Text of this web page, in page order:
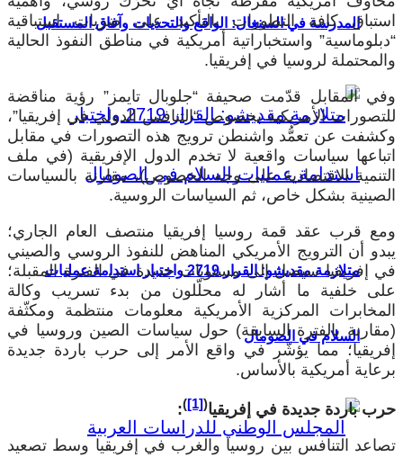
المدرسة في السنغال: الواقع والتحديات وآفاق المستقبل
متلازمة مقديشو: القرار 2719 واختبار استدامة عمليات
السلام في الصومال
استباق كافة التطورات بالتأكيد على ضربات استباقية
“دبلوماسية” واستخباراتية أمريكية في مناطق النفوذ الحالية
والمحتملة لروسيا في إفريقيا.
وفي المقابل قدّمت صحيفة “جلوبال تايمز” رؤية مناقضة
للتصورات الأمريكية بخصوص “التنافس الدولي في إفريقيا”،
وكشفت عن تعمُّد واشنطن ترويج هذه التصورات في مقابل
اتباعها سياسات واقعية لا تخدم الدول الإفريقية (في ملف
التنمية الاقتصادية على وجه الخصوص)، مقارنة بالسياسات
الصينية بشكل خاص، ثم السياسات الروسية.
ومع قرب عقد قمة روسيا إفريقيا منتصف العام الجاري؛
يبدو أن الترويج الأمريكي المناهض للنفوذ الروسي والصيني
في إفريقيا سيصل إلى مستويات جديدة في الفترة المقبلة؛
على خلفية ما أشار له محلّلون من بدء تسريب وكالة
المخابرات المركزية الأمريكية معلومات منتظمة ومكثّفة
(مقارنة بالفترة السابقة) حول سياسات الصين وروسيا في
إفريقيا؛ مما يؤشّر في واقع الأمر إلى حرب باردة جديدة
برعاية أمريكية بالأساس.
حرب باردة جديدة في إفريقيا(
[1]
)
:
تصاعد التنافس بين روسيا والغرب في إفريقيا وسط تصعيد